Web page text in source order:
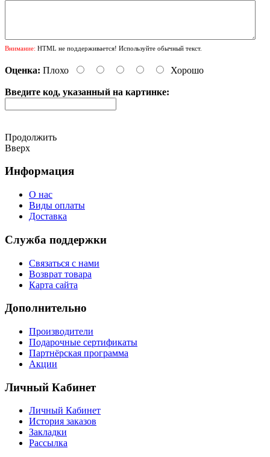
Внимание: HTML не поддерживается! Используйте обычный текст.
Оценка: Плохо Хорошо
Введите код, указанный на картинке:
Продолжить
Вверх
Информация
О нас
Виды оплаты
Доставка
Служба поддержки
Связаться с нами
Возврат товара
Карта сайта
Дополнительно
Производители
Подарочные сертификаты
Партнёрская программа
Акции
Личный Кабинет
Личный Кабинет
История заказов
Закладки
Рассылка